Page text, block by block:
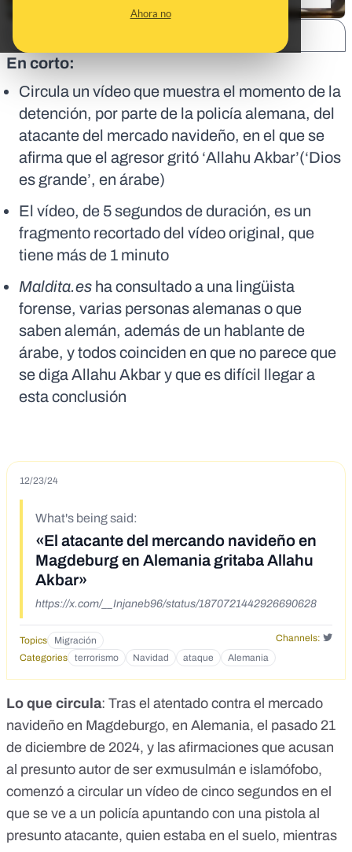
Ahora no
En corto:
Circula un vídeo que muestra el momento de la
detención, por parte de la policía alemana, del
atacante del mercado navideño, en el que se
afirma que el agresor gritó ‘Allahu Akbar’(‘Dios
es grande’, en árabe)
El vídeo, de 5 segundos de duración, es un
fragmento recortado del vídeo original, que
tiene más de 1 minuto
Maldita.es ha consultado a una lingüista
forense, varias personas alemanas o que
saben alemán, además de un hablante de
árabe, y todos coinciden en que no parece que
se diga Allahu Akbar y que es difícil llegar a
esta conclusión
12/23/24
What's being said:
«El atacante del mercando navideño en
Magdeburg en Alemania gritaba Allahu
Akbar»
https://x.com/__Injaneb96/status/1870721442926690628
Topics Migración
Channels:
Categories
terrorismo Navidad ataque Alemania
Lo que circula: Tras el atentado contra el mercado
navideño en Magdeburgo, en Alemania, el pasado 21
de diciembre de 2024, y las afirmaciones que acusan
al presunto autor de ser exmusulmán e islamófobo,
comenzó a circular un vídeo de cinco segundos en el
que se ve a un policía apuntando con una pistola al
presunto atacante, quien estaba en el suelo, mientras